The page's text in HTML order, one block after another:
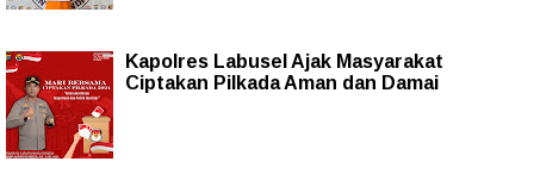
Kapolres Labusel Ajak Masyarakat
Ciptakan Pilkada Aman dan Damai